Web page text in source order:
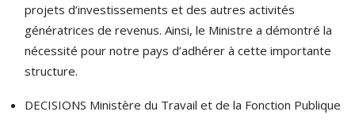
projets d’investissements et des autres activités
génératrices de revenus. Ainsi, le Ministre a démontré la
nécessité pour notre pays d’adhérer à cette importante
structure.
DECISIONS Ministère du Travail et de la Fonction Publique